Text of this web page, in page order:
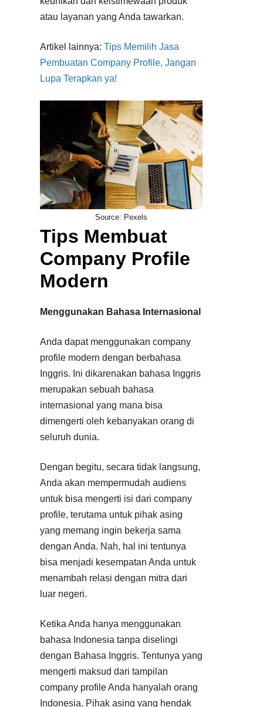
atau layanan yang Anda tawarkan.
Artikel lainnya: Tips Memilih Jasa
Pembuatan Company Profile, Jangan
Lupa Terapkan ya!
Source: Pexels
Tips Membuat
Company Profile
Modern
Menggunakan Bahasa Internasional
Anda dapat menggunakan company
profile modern dengan berbahasa
Inggris. Ini dikarenakan bahasa Inggris
merupakan sebuah bahasa
internasional yang mana bisa
dimengerti oleh kebanyakan orang di
seluruh dunia.
Dengan begitu, secara tidak langsung,
Anda akan mempermudah audiens
untuk bisa mengerti isi dari company
profile, terutama untuk pihak asing
yang memang ingin bekerja sama
dengan Anda. Nah, hal ini tentunya
bisa menjadi kesempatan Anda untuk
menambah relasi dengan mitra dari
luar negeri.
Ketika Anda hanya menggunakan
bahasa Indonesia tanpa diselingi
dengan Bahasa Inggris. Tentunya yang
mengerti maksud dari tampilan
company profile Anda hanyalah orang
Indonesia. Pihak asing yang hendak